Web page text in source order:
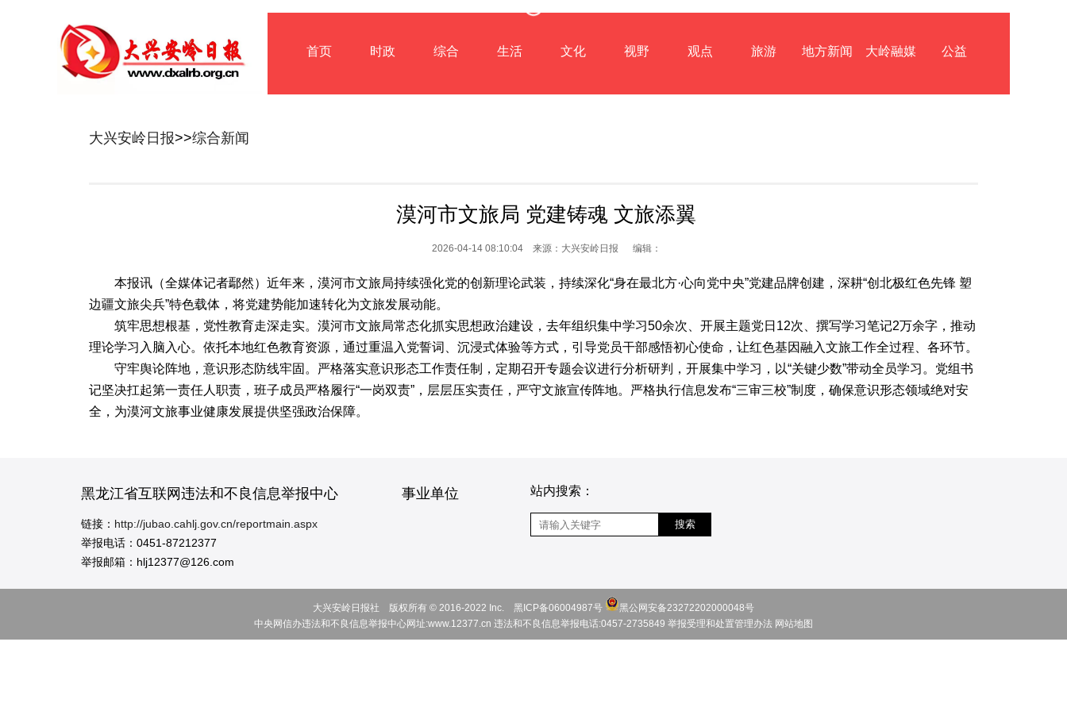
首页 时政 综合 生活 文化 视野 观点 旅游 地方新闻 大岭融媒 公益
大兴安岭日报>>综合新闻
漠河市文旅局 党建铸魂 文旅添翼
2026-04-14 08:10:04 来源：大兴安岭日报 编辑：
本报讯（全媒体记者鄢然）近年来，漠河市文旅局持续强化党的创新理论武装，持续深化“身在最北方·心向党中央”党建品牌创建，深耕“创北极红色先锋 塑
边疆文旅尖兵”特色载体，将党建势能加速转化为文旅发展动能。
筑牢思想根基，党性教育走深走实。漠河市文旅局常态化抓实思想政治建设，去年组织集中学习50余次、开展主题党日12次、撰写学习笔记2万余字，推动
理论学习入脑入心。依托本地红色教育资源，通过重温入党誓词、沉浸式体验等方式，引导党员干部感悟初心使命，让红色基因融入文旅工作全过程、各环节。
守牢舆论阵地，意识形态防线牢固。严格落实意识形态工作责任制，定期召开专题会议进行分析研判，开展集中学习，以“关键少数”带动全员学习。党组书
记坚决扛起第一责任人职责，班子成员严格履行“一岗双责”，层层压实责任，严守文旅宣传阵地。严格执行信息发布“三审三校”制度，确保意识形态领域绝对安
全，为漠河文旅事业健康发展提供坚强政治保障。
黑龙江省互联网违法和不良信息举报中心
链接： http://jubao.cahlj.gov.cn/reportmain.aspx
举报电话：0451-87212377
举报邮箱：hlj12377@126.com
事业单位 站内搜索：
搜索
大兴安岭日报社 版权所有 © 2016-2022 Inc. 黑ICP备06004987号
黑公网安备23272202000048号
中央网信办违法和不良信息举报中心网址:www.12377.cn 违法和不良信息举报电话:0457-2735849 举报受理和处置管理办法 网站地图